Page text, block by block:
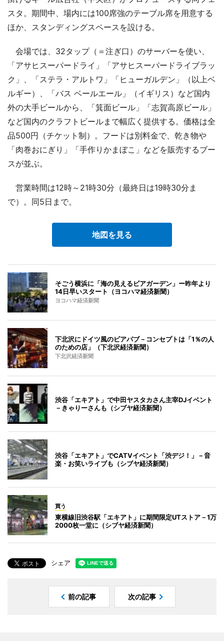
スタ。期間中、場内には100席強のテーブル席を用意する
ほか、スタンディングスペースを設ける。
会場では、32タップ（＝注ぎ口）のサーバーを使い、
「アサヒスーパードライ」「アサヒスーパードライブラッ
ク」、「ステラ・アルトワ」「ヒューガルデン」（以上ベ
ルギー）、「バス ベールエール」（イギリス）など国内
外の大手ビールから、「箕面ビール」「志賀高原ビール」
など国内のクラフトビールまで幅広く提供する。価格は全
品500円（チケット制）。フードは別料金で、乾き物や
「肉巻おにぎり」「手作りかまぼこ」などを販売するブー
スが並ぶ。
営業時間は12時～21時30分（最終日は19時30分ま
で）。同5日まで。
地図を見る
そごう横浜に「海の見えるビアガーデン」ー昨年より
14日早いスタート（ヨコハマ経済新聞）
ヨコハマ経済新聞
下北沢にドイツ風のビアパブ－コンセプトは「1％の人
のための店」（下北沢経済新聞）
下北沢経済新聞
渋谷「エキアト」で中田ヤスタカさん主宰DJイベント
－きゃりーさんも（シブヤ経済新聞）
渋谷「エキアト」でCATVイベント「渋デジ！」－音
楽・お笑いライブも（シブヤ経済新聞）
買う
東横線旧渋谷駅「エキアト」に期間限定UTストア－1万
2000枚一堂に（シブヤ経済新聞）
シェア
前の記事 次の記事